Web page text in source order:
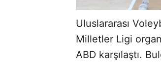
Uluslararası
Milletler Ligi
ABD karşılaştı.